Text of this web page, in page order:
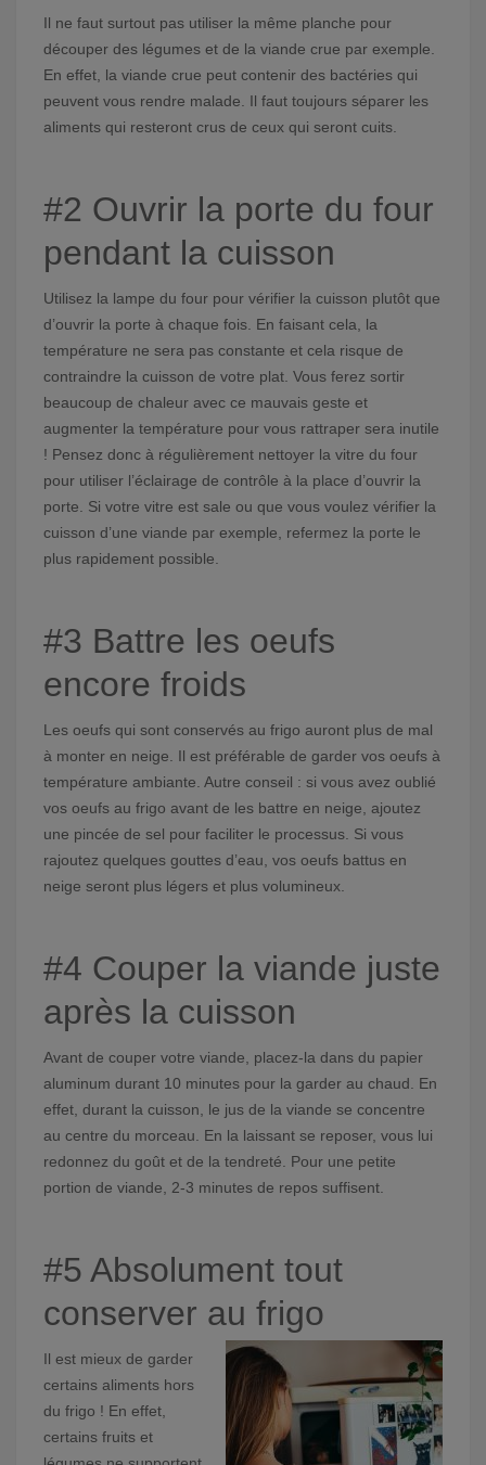
Il ne faut surtout pas utiliser la même planche pour
découper des légumes et de la viande crue par exemple.
En effet, la viande crue peut contenir des bactéries qui
peuvent vous rendre malade. Il faut toujours séparer les
aliments qui resteront crus de ceux qui seront cuits.
#2 Ouvrir la porte du four
pendant la cuisson
Utilisez la lampe du four pour vérifier la cuisson plutôt que
d’ouvrir la porte à chaque fois. En faisant cela, la
température ne sera pas constante et cela risque de
contraindre la cuisson de votre plat. Vous ferez sortir
beaucoup de chaleur avec ce mauvais geste et
augmenter la température pour vous rattraper sera inutile
! Pensez donc à régulièrement nettoyer la vitre du four
pour utiliser l’éclairage de contrôle à la place d’ouvrir la
porte. Si votre vitre est sale ou que vous voulez vérifier la
cuisson d’une viande par exemple, refermez la porte le
plus rapidement possible.
#3 Battre les oeufs
encore froids
Les oeufs qui sont conservés au frigo auront plus de mal
à monter en neige. Il est préférable de garder vos oeufs à
température ambiante. Autre conseil : si vous avez oublié
vos oeufs au frigo avant de les battre en neige, ajoutez
une pincée de sel pour faciliter le processus. Si vous
rajoutez quelques gouttes d’eau, vos oeufs battus en
neige seront plus légers et plus volumineux.
#4 Couper la viande juste
après la cuisson
Avant de couper votre viande, placez-la dans du papier
aluminum durant 10 minutes pour la garder au chaud. En
effet, durant la cuisson, le jus de la viande se concentre
au centre du morceau. En la laissant se reposer, vous lui
redonnez du goût et de la tendreté. Pour une petite
portion de viande, 2-3 minutes de repos suffisent.
#5 Absolument tout
conserver au frigo
Il est mieux de garder
certains aliments hors
du frigo ! En effet,
certains fruits et